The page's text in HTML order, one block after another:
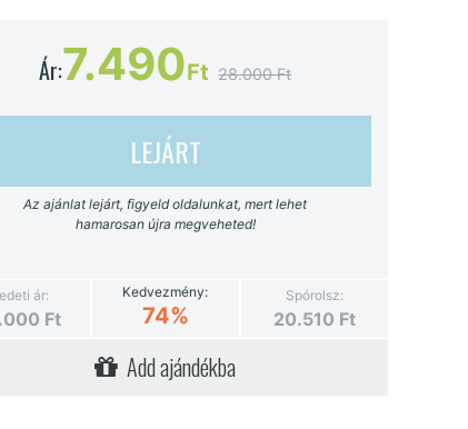
Ár:7.490Ft 28.000 Ft
LEJÁRT
Az ajánlat lejárt, figyeld oldalunkat, mert lehet
hamarosan újra megveheted!
ár:
Ft
Kedvezmény:
74%
Spórolsz:
20.510 Ft
Add ajándékba